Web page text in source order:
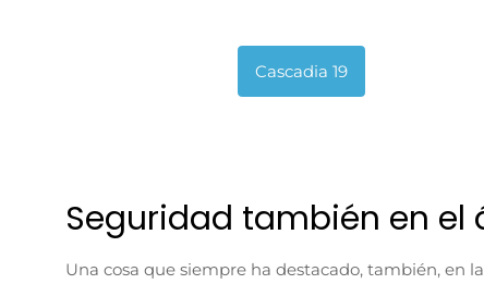
Cascadia 19
Seguridad también en el
Una cosa que siempre ha destacado, también, en